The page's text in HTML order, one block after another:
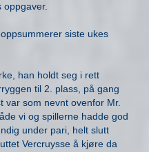
siste ukes
han holdt seg i rett
til 2. plass, på gang
var som nevnt ovenfor Mr.
vi og spillerne hadde god
under pari, helt slutt
Vercruysse å kjøre da